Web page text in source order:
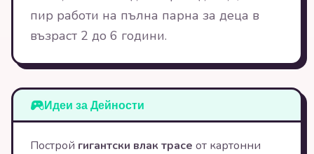
пир работи на пълна парна за деца в
възраст 2 до 6 години.
Идеи за Дейности
Построй гигантски влак трасе от картонни